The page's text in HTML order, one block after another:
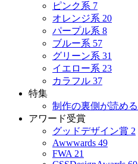
ピンク系 7
オレンジ系 20
パープル系 8
ブルー系 57
グリーン系 31
イエロー系 23
カラフル 37
特集
制作の裏側が読める
アワード受賞
グッドデザイン賞 2
Awwwards 49
FWA 21